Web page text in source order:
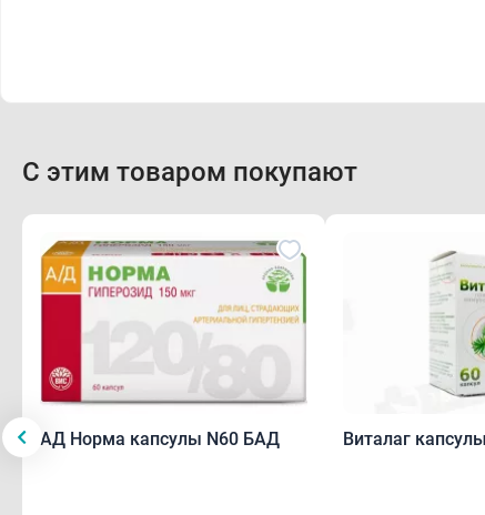
С этим товаром покупают
АД Норма капсулы N60 БАД Виталаг